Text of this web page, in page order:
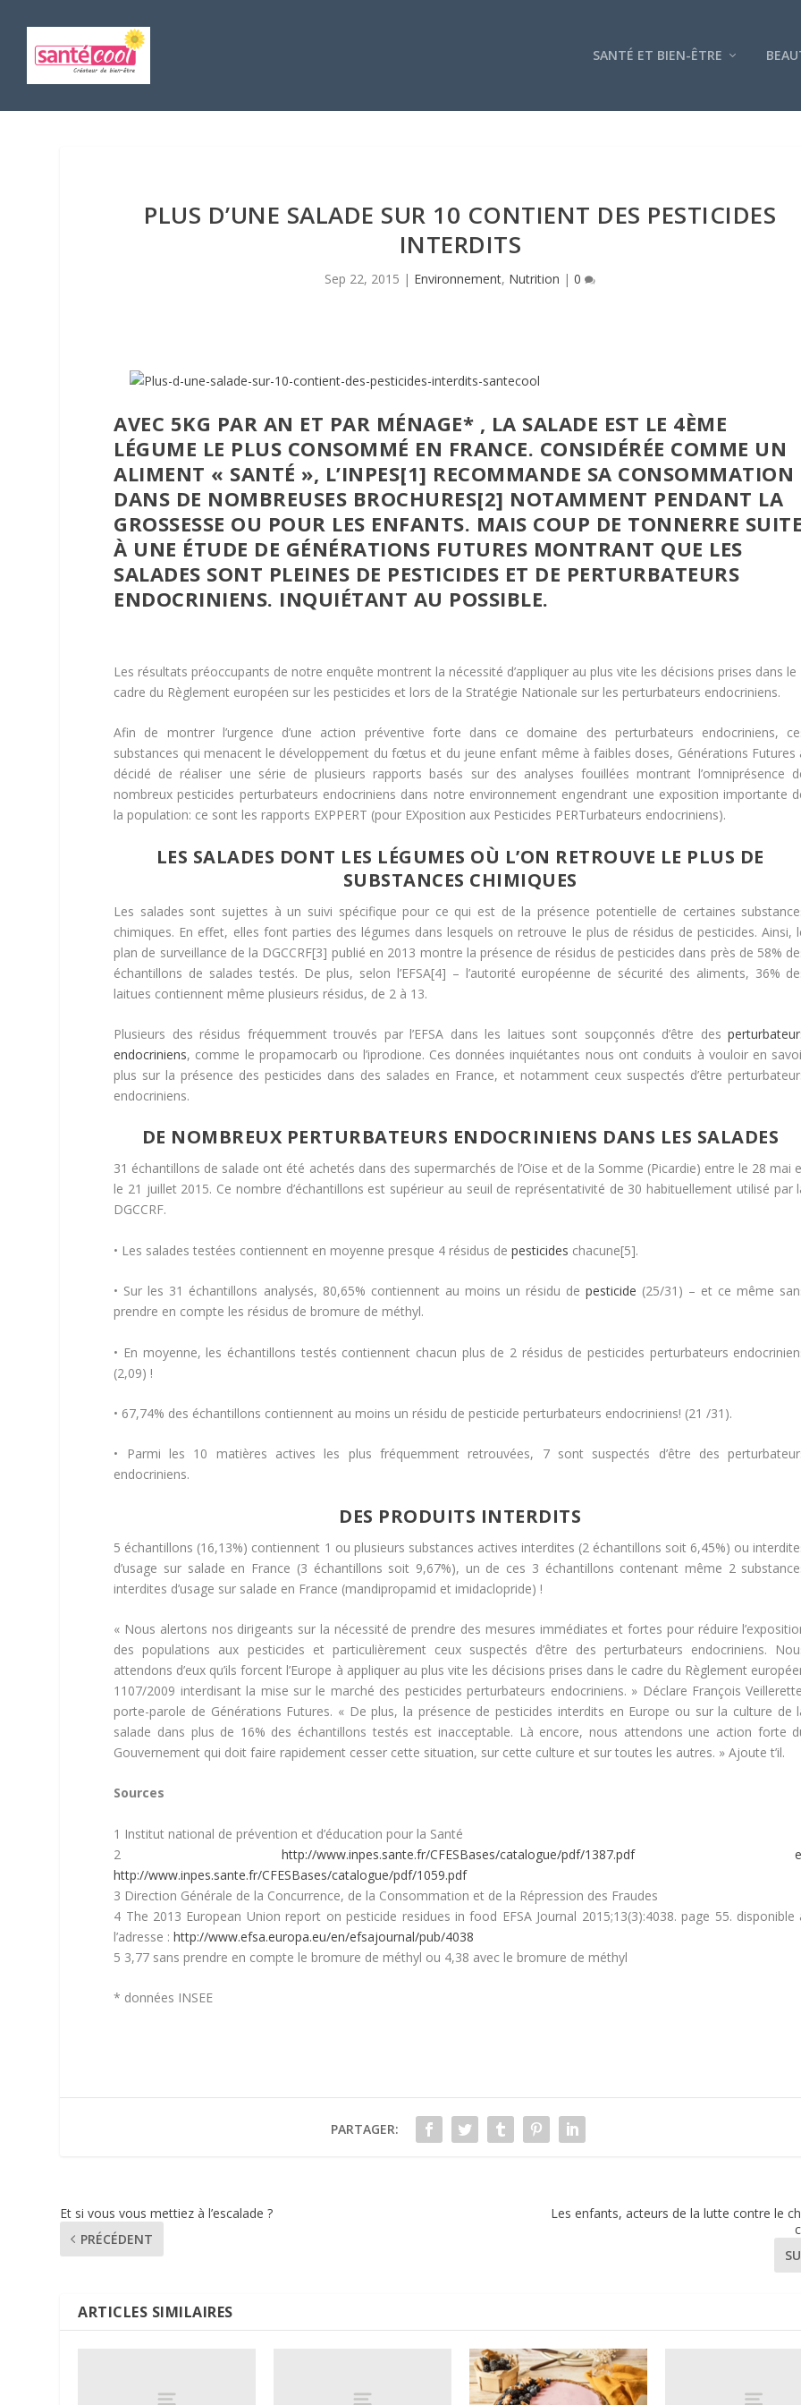
SANTÉ ET BIEN-ÊTRE
PLUS D’UNE SALADE SUR 10 CONTIENT DES PESTICIDES
INTERDITS
Sep 22, 2015 | Environnement, Nutrition |0
AVEC 5KG PAR AN ET PAR MÉNAGE* , LA SALADE EST LE 4ÈME
LÉGUME LE PLUS CONSOMMÉ EN FRANCE. CONSIDÉRÉE COMME UN
ALIMENT « SANTÉ », L’INPES[1] RECOMMANDE SA CONSOMMATION
DANS DE NOMBREUSES BROCHURES[2] NOTAMMENT PENDANT LA
GROSSESSE OU POUR LES ENFANTS. MAIS COUP DE TONNERRE SUITE
À UNE ÉTUDE DE GÉNÉRATIONS FUTURES MONTRANT QUE LES
SALADES SONT PLEINES DE PESTICIDES ET DE PERTURBATEURS
ENDOCRINIENS. INQUIÉTANT AU POSSIBLE.
Les résultats préoccupants de notre enquête montrent la nécessité d’appliquer au plus vite les décisions prises dans le
cadre du Règlement européen sur les pesticides et lors de la Stratégie Nationale sur les perturbateurs endocriniens.
Afin de montrer l’urgence d’une action préventive forte dans ce domaine des perturbateurs endocriniens,
substances qui menacent le développement du fœtus et du jeune enfant même à faibles doses, Générations Futures
décidé de réaliser une série de plusieurs rapports basés sur des analyses fouillées montrant l’omniprésence
nombreux pesticides perturbateurs endocriniens dans notre environnement engendrant une exposition importante
la population: ce sont les rapports EXPPERT (pour EXposition aux Pesticides PERTurbateurs endocriniens).
LES SALADES DONT LES LÉGUMES OÙ L’ON RETROUVE LE PLUS DE
SUBSTANCES CHIMIQUES
Les salades sont sujettes à un suivi spécifique pour ce qui est de la présence potentielle de certaines
chimiques. En effet, elles font parties des légumes dans lesquels on retrouve le plus de résidus de pesticides. Ainsi,
plan de surveillance de la DGCCRF[3] publié en 2013 montre la présence de résidus de pesticides dans près de 58%
échantillons de salades testés. De plus, selon l’EFSA[4] – l’autorité européenne de sécurité des aliments, 36%
laitues contiennent même plusieurs résidus, de 2 à 13.
Plusieurs des résidus fréquemment trouvés par l’EFSA dans les laitues sont soupçonnés d’être des
endocriniens, comme le propamocarb ou l’iprodione. Ces données inquiétantes nous ont conduits à vouloir en
plus sur la présence des pesticides dans des salades en France, et notamment ceux suspectés d’être
endocriniens.
DE NOMBREUX PERTURBATEURS ENDOCRINIENS DANS LES SALADES
31 échantillons de salade ont été achetés dans des supermarchés de l’Oise et de la Somme (Picardie) entre le 28 mai
le 21 juillet 2015. Ce nombre d’échantillons est supérieur au seuil de représentativité de 30 habituellement utilisé par
DGCCRF.
• Les salades testées contiennent en moyenne presque 4 résidus depesticides chacune[5].
• Sur les 31 échantillons analysés, 80,65% contiennent au moins un résidu depesticide (25/31) – et ce même
prendre en compte les résidus de bromure de méthyl.
• En moyenne, les échantillons testés contiennent chacun plus de 2 résidus de pesticides perturbateurs
(2,09) !
• 67,74% des échantillons contiennent au moins un résidu de pesticide perturbateurs endocriniens! (21 /31).
• Parmi les 10 matières actives les plus fréquemment retrouvées, 7 sont suspectés d’être des
endocriniens.
DES PRODUITS INTERDITS
5 échantillons (16,13%) contiennent 1 ou plusieurs substances actives interdites (2 échantillons soit 6,45%) ou
d’usage sur salade en France (3 échantillons soit 9,67%), un de ces 3 échantillons contenant même 2
interdites d’usage sur salade en France (mandipropamid et imidaclopride) !
« Nous alertons nos dirigeants sur la nécessité de prendre des mesures immédiates et fortes pour réduire
des populations aux pesticides et particulièrement ceux suspectés d’être des perturbateurs endocriniens.
attendons d’eux qu’ils forcent l’Europe à appliquer au plus vite les décisions prises dans le cadre du Règlement
1107/2009 interdisant la mise sur le marché des pesticides perturbateurs endocriniens. » Déclare François
porte-parole de Générations Futures. « De plus, la présence de pesticides interdits en Europe ou sur la culture de
salade dans plus de 16% des échantillons testés est inacceptable. Là encore, nous attendons une action forte
Gouvernement qui doit faire rapidement cesser cette situation, sur cette culture et sur toutes les autres. » Ajoute t’il.
Sources
1 Institut national de prévention et d’éducation pour la Santé
2 http://www.inpes.sante.fr/CFESBases/catalogue/pdf/1387.pdf
http://www.inpes.sante.fr/CFESBases/catalogue/pdf/1059.pdf
3 Direction Générale de la Concurrence, de la Consommation et de la Répression des Fraudes
4 The 2013 European Union report on pesticide residues in food EFSA Journal 2015;13(3):4038. page 55. disponible
l’adresse :http://www.efsa.europa.eu/en/efsajournal/pub/4038
5 3,77 sans prendre en compte le bromure de méthyl ou 4,38 avec le bromure de méthyl
* données INSEE
PARTAGER:
Et si vous vous mettiez à l’escalade ?
PRÉCÉDENT
Les enfants, acteurs de la lutte contre le
ARTICLES SIMILAIRES